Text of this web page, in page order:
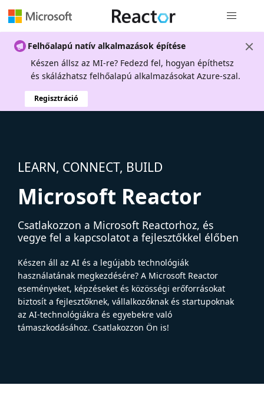
Felhőalapú natív alkalmazások építése
Készen állsz az MI-re? Fedezd fel, hogyan építhetsz
és skálázhatsz felhőalapú alkalmazásokat Azure-szal.
Regisztráció
LEARN, CONNECT, BUILD
Microsoft Reactor
Csatlakozzon a Microsoft Reactorhoz, és
vegye fel a kapcsolatot a fejlesztőkkel élőben
Készen áll az AI és a legújabb technológiák
használatának megkezdésére? A Microsoft Reactor
eseményeket, képzéseket és közösségi erőforrásokat
biztosít a fejlesztőknek, vállalkozóknak és startupoknak
az AI-technológiákra és egyebekre való
támaszkodásához. Csatlakozzon Ön is!